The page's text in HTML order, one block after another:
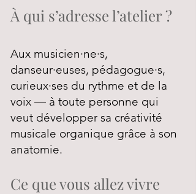
À qui s’adresse l’atelier ?
Aux musicien·ne·s,
danseur·euses, pédagogue·s,
curieux·ses du rythme et de la
voix — à toute personne qui
veut développer sa créativité
musicale organique grâce à son
anatomie.
Ce que vous allez vivre